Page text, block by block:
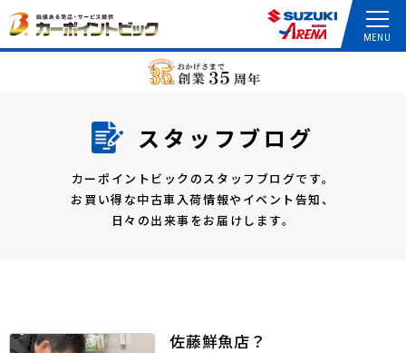
スタッフブログ
カーポイントビックのスタッフブログです。
お買い得な中古車入荷情報やイベント告知、
日々の出来事をお届けします。
佐藤鮮魚店？